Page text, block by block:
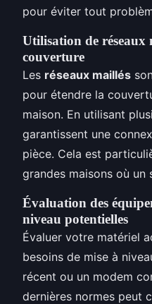
pour éviter tout
Utilisation de
couverture
Les réseaux maillés
pour étendre la
maison. En utilisant
garantissent une
pièce. Cela est
grandes maisons où un
Évaluation des
niveau potentielles
Évaluer votre matériel
besoins de mise à
récent ou un modem
dernières normes peut